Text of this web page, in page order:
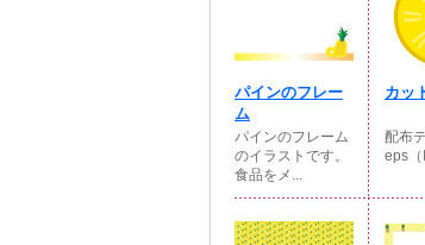
パインのフレー
ム
パインのフレーム
のイラストです。
食品をメ...
カッ
配布
eps